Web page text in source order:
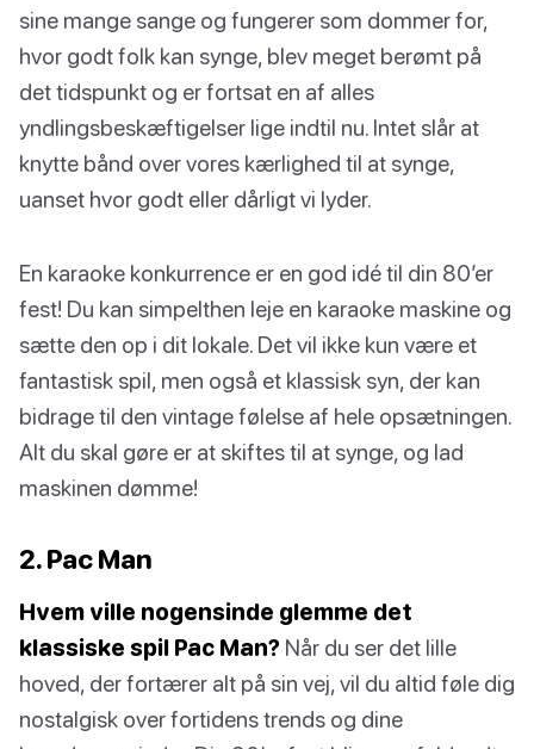
sine mange sange og fungerer som dommer for,
hvor godt folk kan synge, blev meget berømt på
det tidspunkt og er fortsat en af alles
yndlingsbeskæftigelser lige indtil nu. Intet slår at
knytte bånd over vores kærlighed til at synge,
uanset hvor godt eller dårligt vi lyder.
En karaoke konkurrence er en god idé til din 80’er
fest! Du kan simpelthen leje en karaoke maskine og
sætte den op i dit lokale. Det vil ikke kun være et
fantastisk spil, men også et klassisk syn, der kan
bidrage til den vintage følelse af hele opsætningen.
Alt du skal gøre er at skiftes til at synge, og lad
maskinen dømme!
2. Pac Man
Hvem ville nogensinde glemme det
klassiske spil Pac Man? Når du ser det lille
hoved, der fortærer alt på sin vej, vil du altid føle dig
nostalgisk over fortidens trends og dine